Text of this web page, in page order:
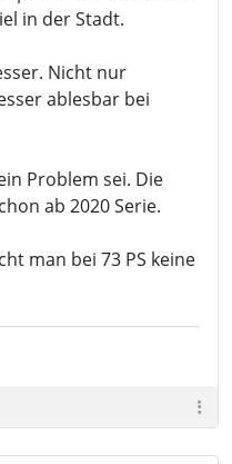
in der Stadt.
Nicht nur
ablesbar bei
Problem sei. Die
ab 2020 Serie.
man bei 73 PS keine